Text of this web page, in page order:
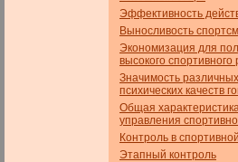
Эффективность
Выносливость
Экономизация для
высокого спортивного
Значимость
психических качеств
Общая
управления
Контроль в
Этапный контроль